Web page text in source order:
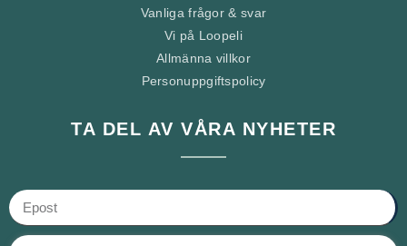
Vanliga frågor & svar
Vi på Loopeli
Allmänna villkor
Personuppgiftspolicy
TA DEL AV VÅRA NYHETER